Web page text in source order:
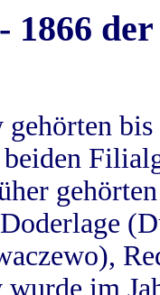
1866
im